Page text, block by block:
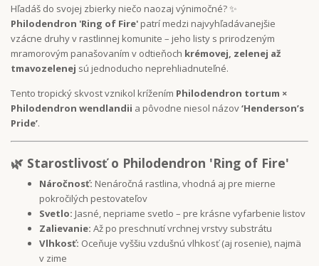
Hľadáš do svojej zbierky niečo naozaj výnimočné? ✨
Philodendron 'Ring of Fire' patrí medzi najvyhľadávanejšie
vzácne druhy v rastlinnej komunite – jeho listy s prirodzeným
mramorovým panašovaním v odtieňoch krémovej, zelenej až
tmavozelenej sú jednoducho neprehliadnuteľné.
Tento tropický skvost vznikol krížením Philodendron tortum ×
Philodendron wendlandii a pôvodne niesol názov‘Henderson’s
Pride’.
🌿 Starostlivosť o Philodendron 'Ring of Fire'
Náročnosť: Nenáročná rastlina, vhodná aj pre mierne
pokročilých pestovateľov
Svetlo: Jasné, nepriame svetlo – pre krásne vyfarbenie listov
Zalievanie: Až po preschnutí vrchnej vrstvy substrátu
Vlhkosť: Oceňuje vyššiu vzdušnú vlhkosť (aj rosenie), najmä
v zime